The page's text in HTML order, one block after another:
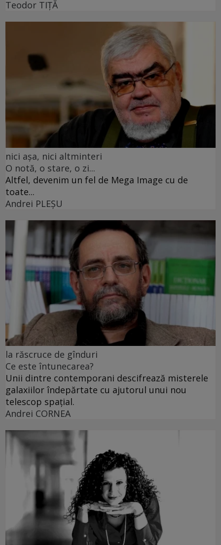
Teodor TIŢĂ
nici așa, nici altminteri
O notă, o stare, o zi...
Altfel, devenim un fel de Mega Image cu de
toate...
Andrei PLEŞU
la răscruce de gînduri
Ce este întunecarea?
Unii dintre contemporani descifrează misterele
galaxiilor îndepărtate cu ajutorul unui nou
telescop spațial.
Andrei CORNEA